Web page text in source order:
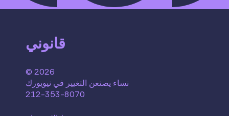
قانوني
© 2026
نساء يصنعن التغيير في نيويورك
212-353-8070